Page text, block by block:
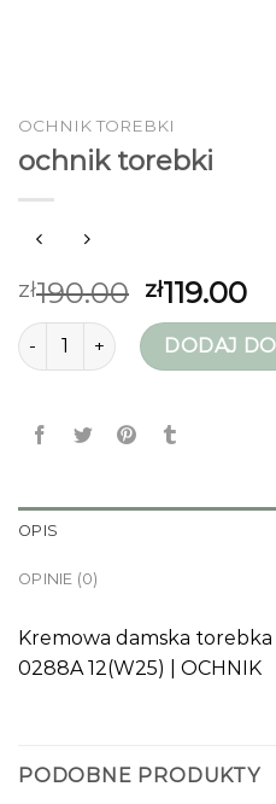
OCHNIK TOREBKI
ochnik torebki
zł190.00 zł119.00
ilość ochnik torebkiDODAJ
OPIS
OPINIE (0)
Kremowa damska
0288A 12(W25) | OCHNIK
PODOBNE PRODUKTY